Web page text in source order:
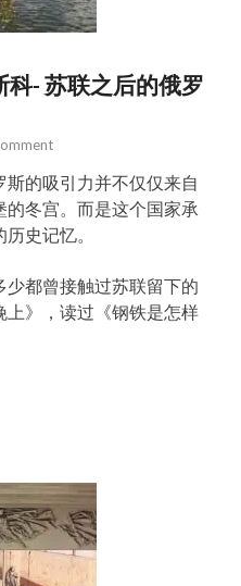
- 苏联之后的俄罗
的吸引力并不仅仅来自
冬宫。而是这个国家承
史记忆。
都曾接触过苏联留下的
》，读过《钢铁是怎样